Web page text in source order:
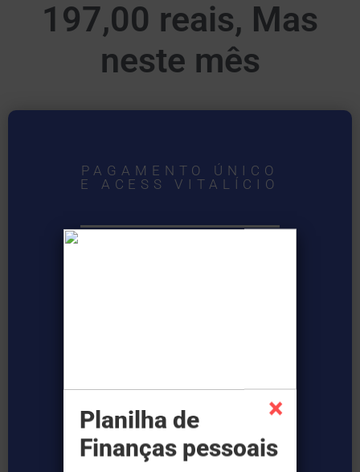
197,00 reais, Mas
neste mês
PAGAMENTO ÚNICO
E ACESS VITALÍCIO
Bônus 2: Pacote com diversas
apostilas e livros sobre excel
Atualização mensal de conteúdo.